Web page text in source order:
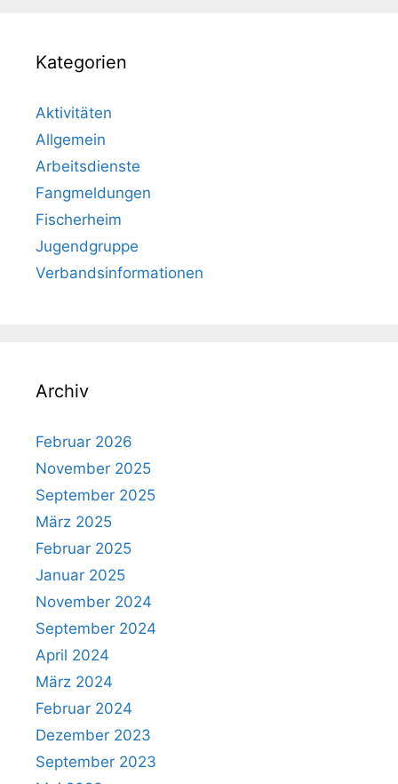
Kategorien
Aktivitäten
Allgemein
Arbeitsdienste
Fangmeldungen
Fischerheim
Jugendgruppe
Verbandsinformationen
Archiv
Februar 2026
November 2025
September 2025
März 2025
Februar 2025
Januar 2025
November 2024
September 2024
April 2024
März 2024
Februar 2024
Dezember 2023
September 2023